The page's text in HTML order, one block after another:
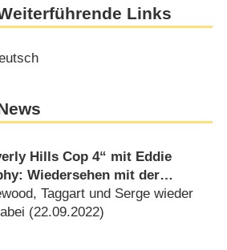
Links
Hills Cop 4“ mit Eddie
Wiedersehen mit der
bestätigt
Taggart und Serge wieder
(22.09.2022)